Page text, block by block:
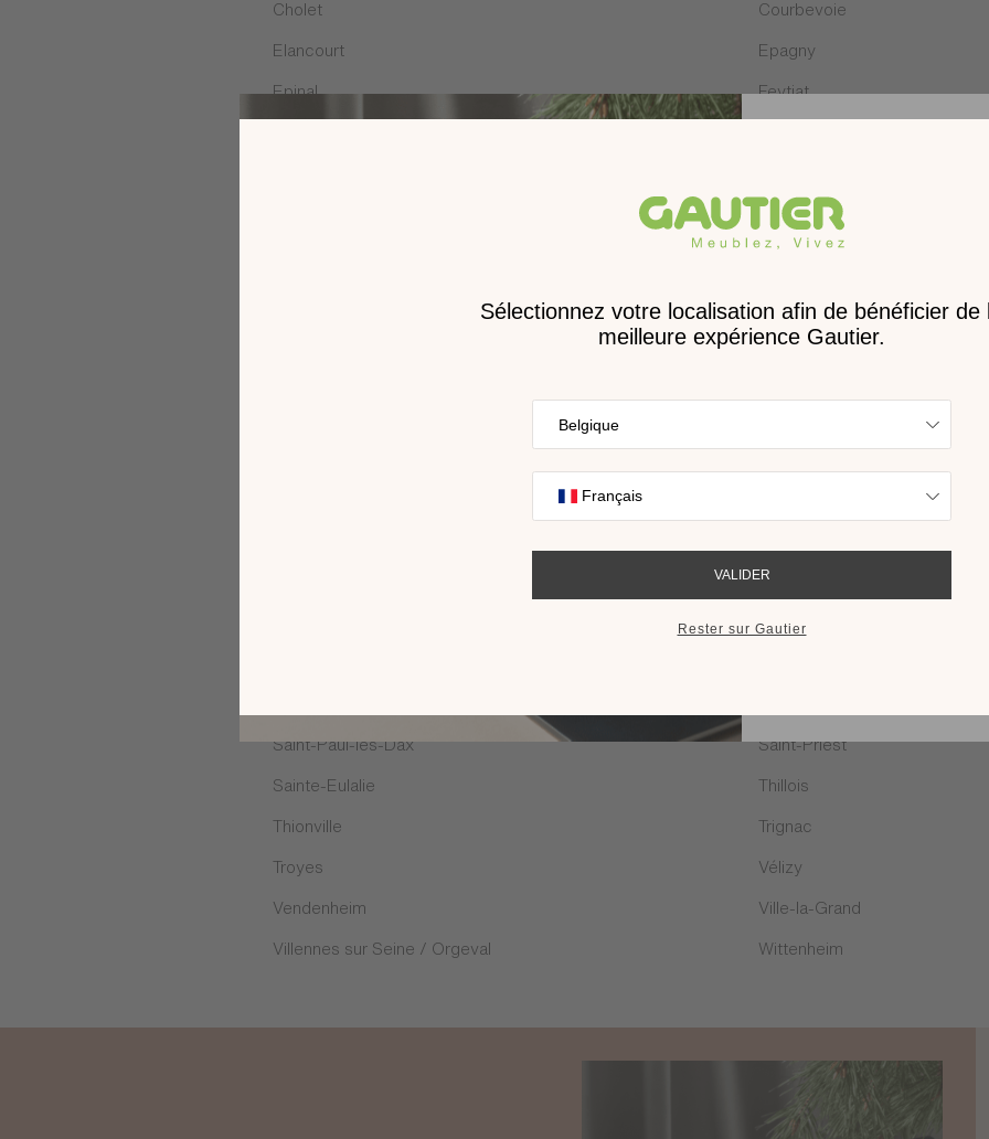
Cholet Courbevoie
Elancourt Epagny
Epinal Feytiat
Lattes
Les Clayes-sous-Bois
Marvejols
Rodez
Saint Malo
Saint-Paul-lès-Dax Saint-Priest
Sainte-Eulalie Thillois
Thionville Trignac
Troyes Vélizy
Vendenheim Ville-la-Grand
Villennes sur Seine / Orgeval Wittenheim
nouveau
Trouvez
nos collections
RECEVOIR LE